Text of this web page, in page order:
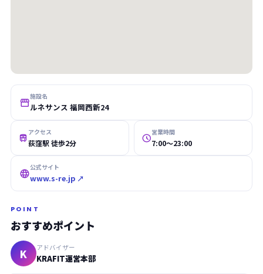
施設名
ルネサンス 福岡西新24
 アクセス
荻窪駅 徒歩2分 営業時間
7:00〜23:00
公式サイト
www.s-re.jp ↗
POINT
おすすめポイント
K アドバイザー
KRAFIT運営本部